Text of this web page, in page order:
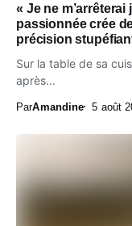
« Je ne m’arrêterai
passionnée crée
précision
Sur la table de sa
après...
ParAmandine 5 août